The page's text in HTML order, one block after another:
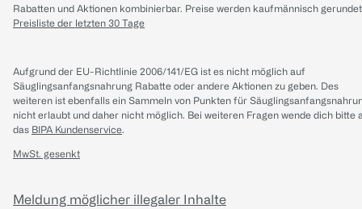
Rabatten und Aktionen kombinierbar. Preise werden kaufmännisch
Preisliste der letzten 30 Tage
Aufgrund der EU-Richtlinie 2006/141/EG ist es nicht möglich auf
Säuglingsanfangsnahrung Rabatte oder andere Aktionen zu geben. Des
weiteren ist ebenfalls ein Sammeln von Punkten für
nicht erlaubt und daher nicht möglich. Bei weiteren Fragen wende dich bitte
das BIPA Kundenservice.
MwSt. gesenkt
Meldung möglicher illegaler Inhalte